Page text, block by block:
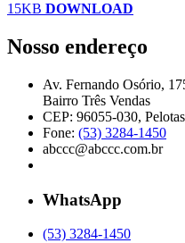
15KB DOWNLOAD
Nosso endereço
Av. Fernando Osório,
Bairro Três Vendas
CEP: 96055-030,
Fone: (53) 3284-1450
abccc@abccc.com.br
WhatsApp
(53) 3284-1450